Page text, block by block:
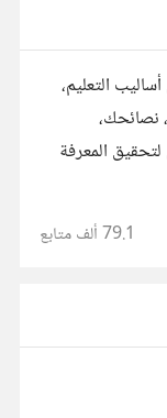
التعليم،
نصائحك،
المعرفة
79.1 ألف متابع